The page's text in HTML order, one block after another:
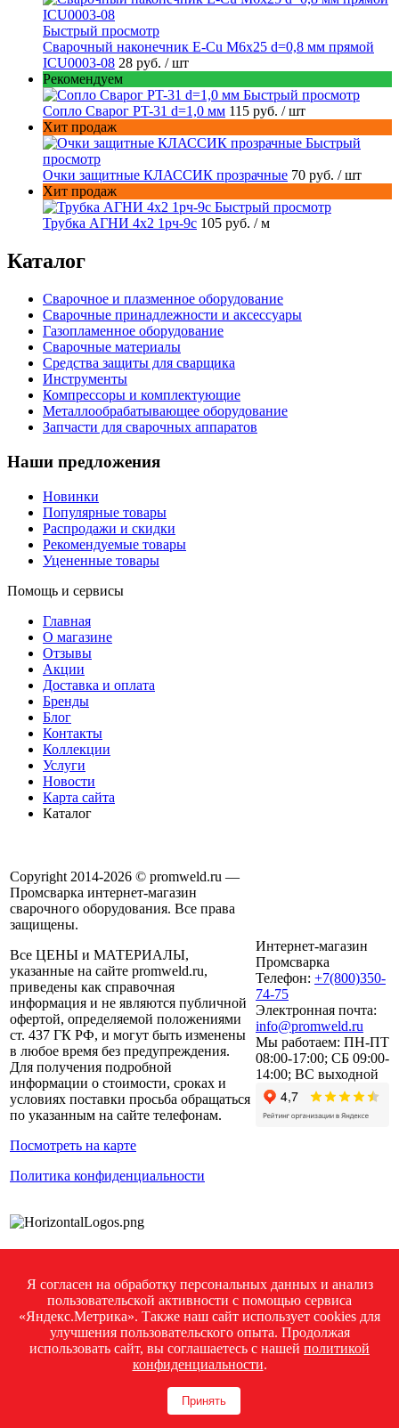
Быстрый просмотр
Сварочный наконечник E-Cu M6x25 d=0,8 мм прямой
ICU0003-08 28 руб. / шт
Рекомендуем
Быстрый просмотр
Сопло Сварог PT-31 d=1,0 мм 115 руб. / шт
Хит продаж
Быстрый
просмотр
Очки защитные КЛАССИК прозрачные 70 руб. / шт
Хит продаж
Быстрый просмотр
Трубка АГНИ 4х2 1рч-9с 105 руб. / м
Каталог
Сварочное и плазменное оборудование
Сварочные принадлежности и аксессуары
Газопламенное оборудование
Сварочные материалы
Средства защиты для сварщика
Инструменты
Компрессоры и комплектующие
Металлообрабатывающее оборудование
Запчасти для сварочных аппаратов
Наши предложения
Новинки
Популярные товары
Распродажи и скидки
Рекомендуемые товары
Уцененные товары
Помощь и сервисы
Главная
О магазине
Отзывы
Акции
Доставка и оплата
Бренды
Блог
Контакты
Коллекции
Услуги
Новости
Карта сайта
Каталог
Copyright 2014-2026 © promweld.ru —
Промсварка интернет-магазин
сварочного оборудования. Все права
защищены.
Все ЦЕНЫ и МАТЕРИАЛЫ,
указанные на сайте promweld.ru,
приведены как справочная
информация и не являются публичной
офертой, определяемой положениями
ст. 437 ГК РФ, и могут быть изменены
в любое время без предупреждения.
Для получения подробной
информации о стоимости, сроках и
условиях поставки просьба обращаться
по указанным на сайте телефонам.
Посмотреть на карте
Политика конфиденциальности
Интернет-магазин
Промсварка
Телефон: +7(800)350-
74-75
Электронная почта:
info@promweld.ru
Мы работаем: ПН-ПТ
08:00-17:00; СБ 09:00-
14:00; ВС выходной
Обратная связь
+7 (800) 350 74 75
info@promweld.ru
Я согласен на обработку персональных данных и анализ
пользовательской активности с помощью сервиса
«Яндекс.Метрика». Также наш сайт использует cookies для
улучшения пользовательского опыта. Продолжая
использовать сайт, вы соглашаетесь с нашей политикой
конфиденциальности.
Принять